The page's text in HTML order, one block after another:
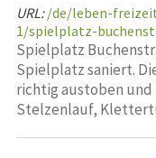
URL: /de/leben-
1/spielplatz-
Spielplatz
Spielplatz saniert.
richtig austoben
Stelzenlauf,